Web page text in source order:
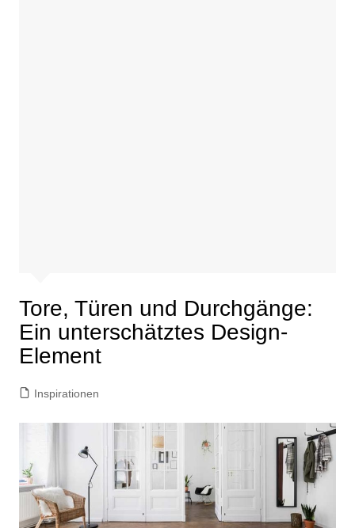
Tore, Türen und Durchgänge:
Ein unterschätztes Design-
Element
Inspirationen